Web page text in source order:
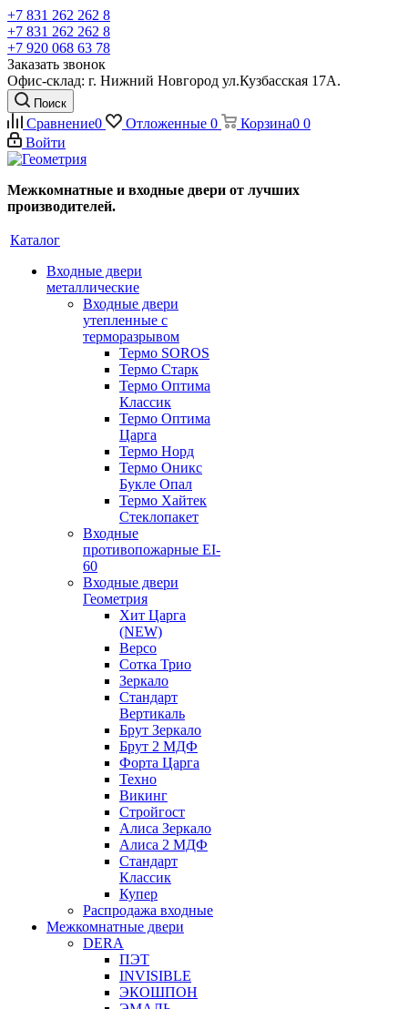
+7 831 262 262 8
+7 831 262 262 8
+7 920 068 63 78
Заказать звонок
Офис-склад: г. Нижний Новгород ул.Кузбасская 17А.
Поиск
Сравнение0 Отложенные 0 Корзина0 0
Войти
Межкомнатные и входные двери от лучших
производителей.
Каталог
Входные двери
металлические
Входные двери
утепленные с
терморазрывом
Термо SOROS
Термо Старк
Термо Оптима
Классик
Термо Оптима
Царга
Термо Норд
Термо Оникс
Букле Опал
Термо Хайтек
Стеклопакет
Входные
противопожарные EI-
60
Входные двери
Геометрия
Хит Царга
(NEW)
Версо
Сотка Трио
Зеркало
Стандарт
Вертикаль
Брут Зеркало
Брут 2 МДФ
Форта Царга
Техно
Викинг
Стройгост
Алиса Зеркало
Алиса 2 МДФ
Стандарт
Классик
Купер
Распродажа входные
Межкомнатные двери
DERA
ПЭТ
INVISIBLE
ЭКОШПОН